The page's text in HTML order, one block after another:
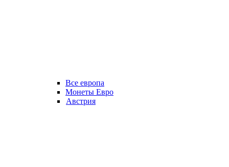
Все европа
Монеты Евро
Австрия